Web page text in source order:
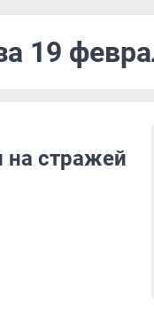
19
на стражей